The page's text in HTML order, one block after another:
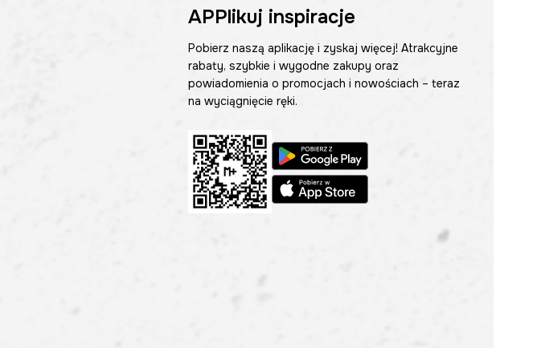
APPlikuj inspiracje
Pobierz naszą aplikację i zyskaj więcej! Atrakcyjne
rabaty, szybkie i wygodne zakupy oraz
powiadomienia o promocjach i nowościach – teraz
na wyciągnięcie ręki.